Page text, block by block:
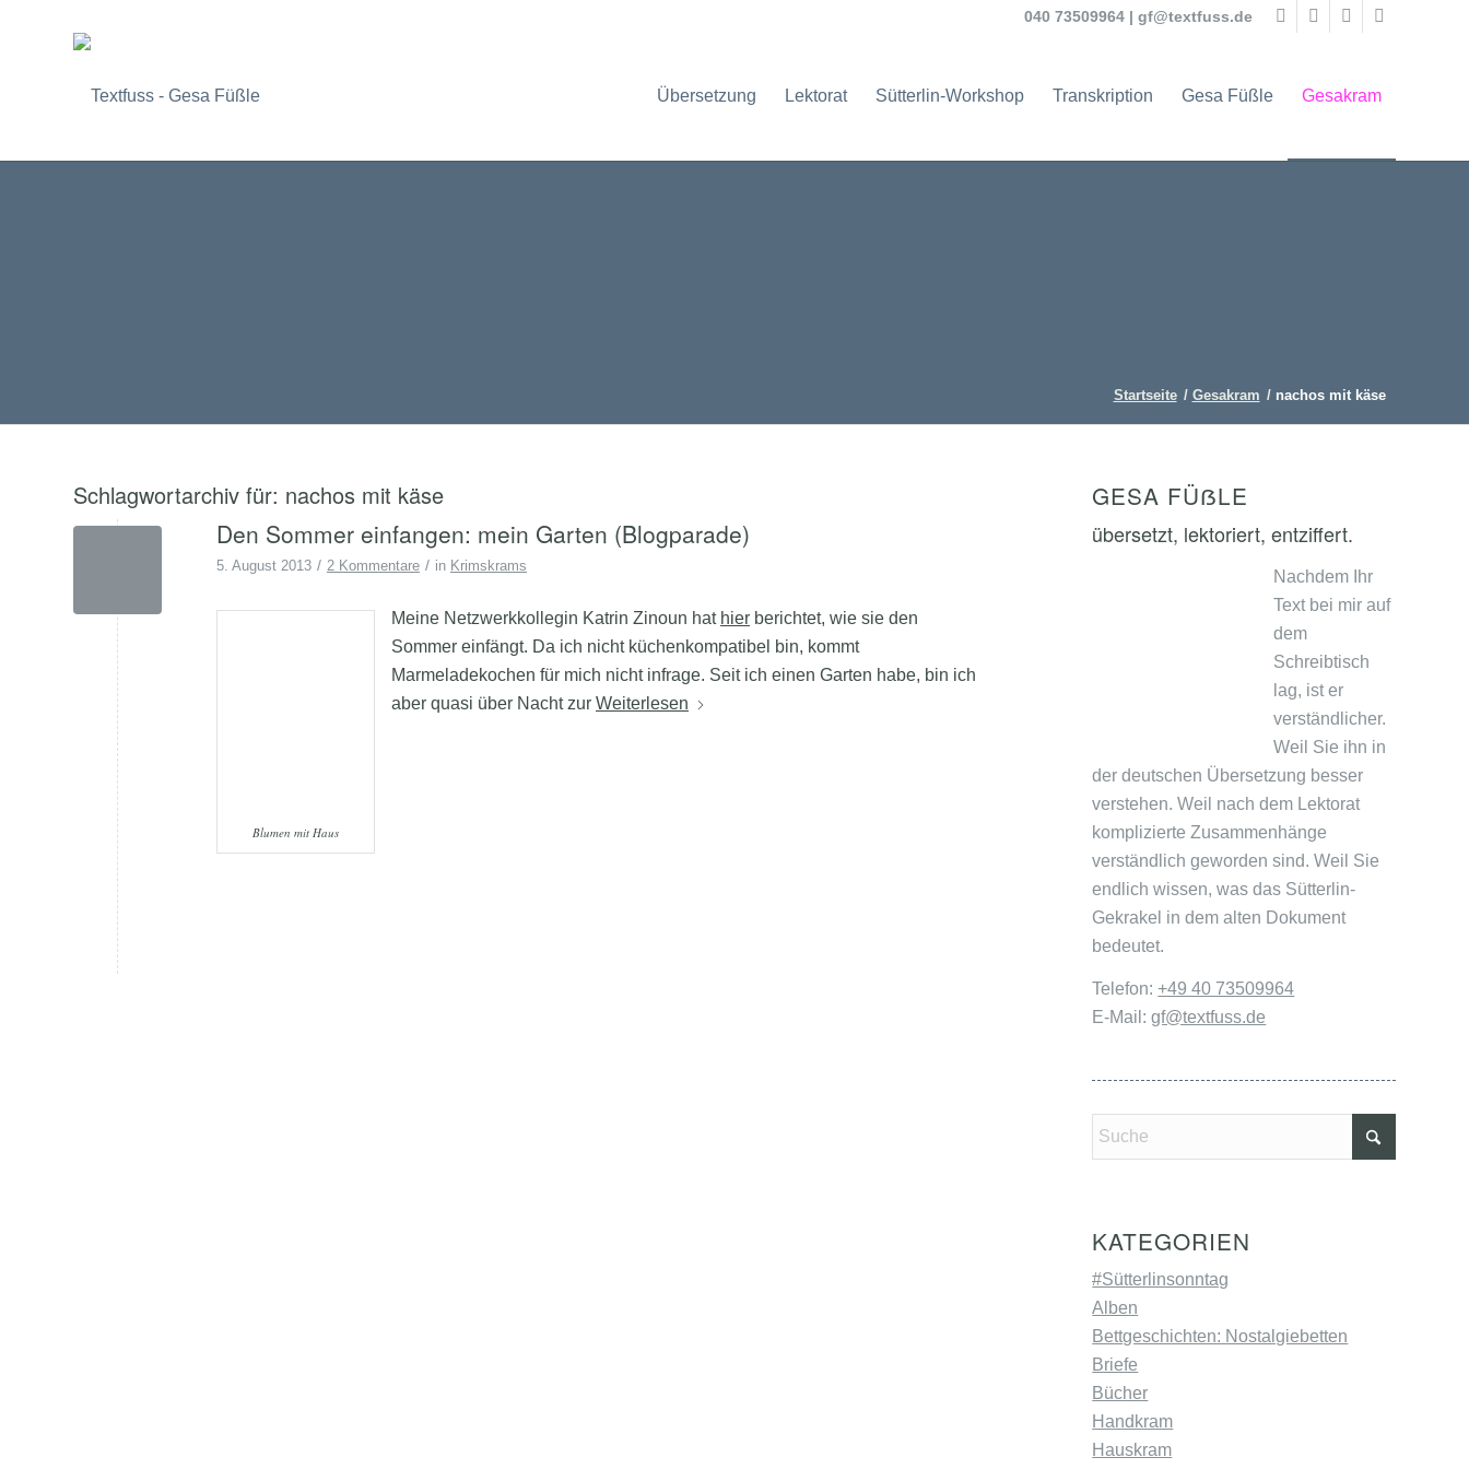
040 73509964 | gf@textfuss.de
Übersetzung Lektorat Sütterlin-Workshop Transkription Gesa Füßle Gesakram
Startseite / Gesakram / nachos mit käse
Schlagwortarchiv für: nachos mit käse
Den Sommer einfangen: mein Garten (Blogparade)
5. August 2013 / 2 Kommentare / in Krimskrams
Blumen mit Haus
Meine Netzwerkkollegin Katrin Zinoun hat hier berichtet, wie sie den
Sommer einfängt. Da ich nicht küchenkompatibel bin, kommt
Marmeladekochen für mich nicht infrage. Seit ich einen Garten habe, bin ich
aber quasi über Nacht zur Weiterlesen
GESA FÜẞLE
übersetzt, lektoriert, entziffert.
Nachdem Ihr
Text bei mir auf
dem
Schreibtisch
lag, ist er
verständlicher.
Weil Sie ihn in
der deutschen Übersetzung besser
verstehen. Weil nach dem Lektorat
komplizierte Zusammenhänge
verständlich geworden sind. Weil Sie
endlich wissen, was das Sütterlin-
Gekrakel in dem alten Dokument
bedeutet.
Telefon:+49 40 73509964
E-Mail:gf@textfuss.de
KATEGORIEN
#Sütterlinsonntag
Alben
Bettgeschichten: Nostalgiebetten
Briefe
Bücher
Handkram
Hauskram